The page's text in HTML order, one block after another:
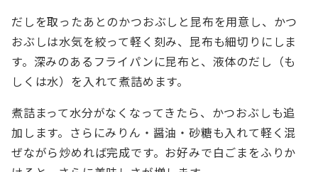
だしを取ったあとのかつおぶしと昆布を用意し、かつ
おぶしは水気を絞って軽く刻み、昆布も細切りにしま
す。深みのあるフライパンに昆布と、液体のだし（も
しくは水）を入れて煮詰めます。
煮詰まって水分がなくなってきたら、かつおぶしも追
加します。さらにみりん・醤油・砂糖も入れて軽く混
ぜながら炒めれば完成です。お好みで白ごまをふりか